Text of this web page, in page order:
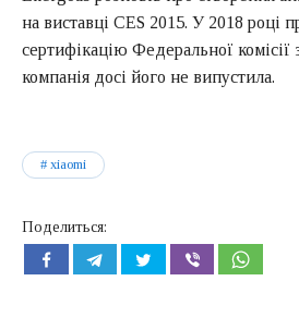
на виставці CES 2015. У 2018 році
сертифікацію Федеральної
компанія досі його не випустила.
xiaomi
Поделиться: